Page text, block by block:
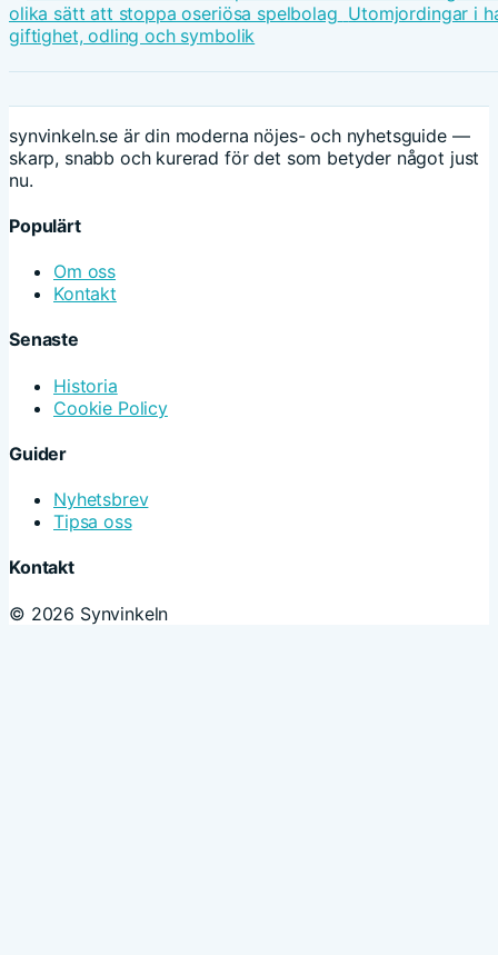
olika sätt att stoppa oseriösa spelbolag Utomjordingar i
giftighet, odling och symbolik
synvinkeln.se är din moderna nöjes- och nyhetsguide —
skarp, snabb och kurerad för det som betyder något just
nu.
Populärt
Om oss
Kontakt
Senaste
Historia
Cookie Policy
Guider
Nyhetsbrev
Tipsa oss
Kontakt
© 2026 Synvinkeln